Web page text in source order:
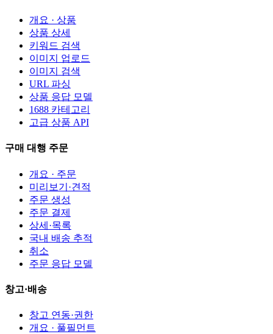
개요 · 상품
상품 상세
키워드 검색
이미지 업로드
이미지 검색
URL 파싱
상품 응답 모델
1688 카테고리
고급 상품 API
구매 대행 주문
개요 · 주문
미리보기·견적
주문 생성
주문 결제
상세·목록
국내 배송 추적
취소
주문 응답 모델
창고·배송
창고 연동·권한
개요 · 풀필먼트